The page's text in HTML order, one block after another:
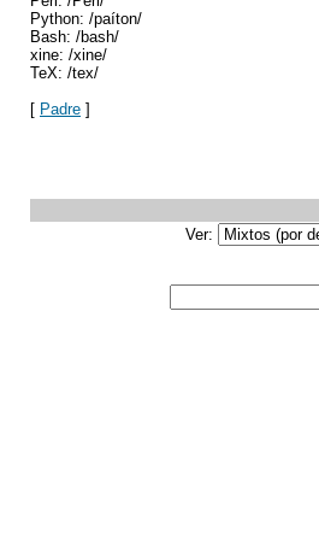
Python: /paíton/
Bash: /bash/
xine: /xine/
TeX: /tex/
[ Padre ]
Ver: